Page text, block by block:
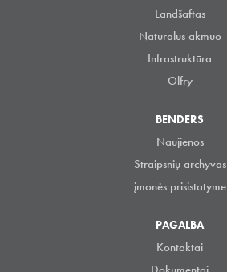
Landšaftas
Natūralus akmuo
Infrastruktūra
Olfry
BENDERS
Naujienos
Straipsnių archyvas
įmonės prisistatyme
PAGALBA
Kontaktai